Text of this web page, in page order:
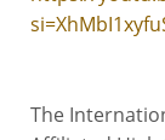
The